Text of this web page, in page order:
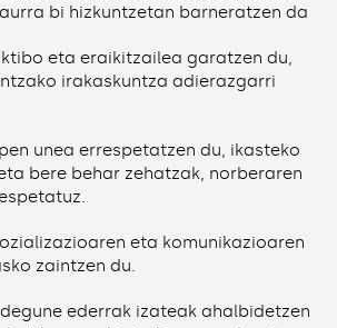
bi hizkuntzetan barneratzen da
eta eraikitzailea garatzen du,
irakaskuntza adierazgarri
unea errespetatzen du, ikasteko
bere behar zehatzak, norberaren
eta komunikazioaren
zaintzen du.
ederrak izateak ahalbidetzen